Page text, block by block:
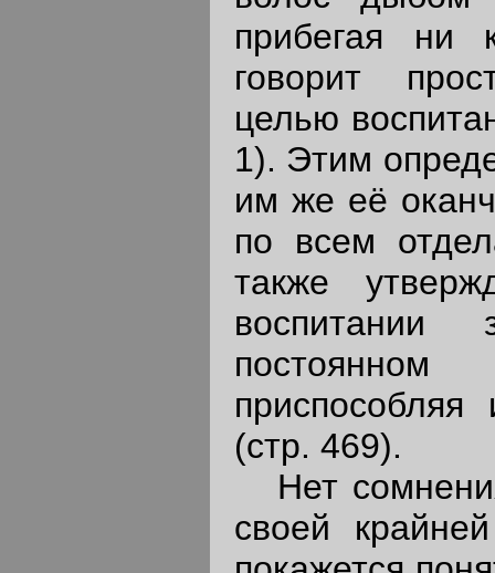
прибегая ни
говорит
целью
1). Этим
им же её
по всем
также
(стр. 469).
Нет
своей